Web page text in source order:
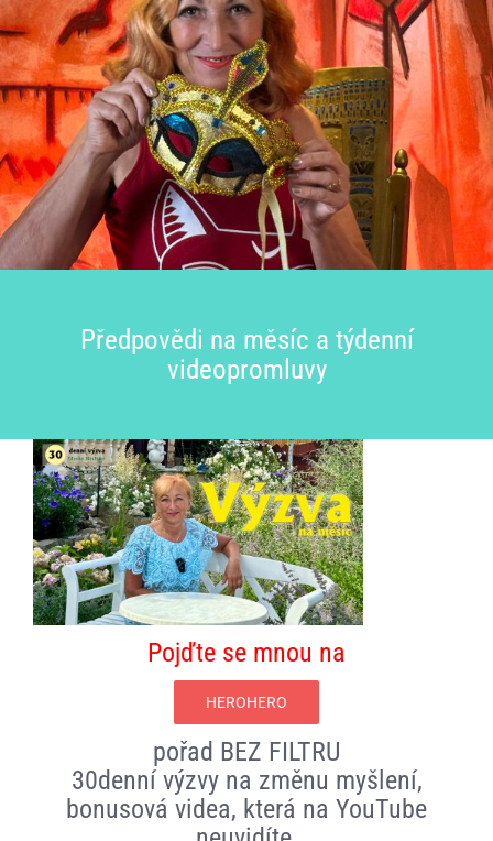
Předpovědi na měsíc a týdenní
videopromluvy
Pojďte se mnou na
HEROHERO
pořad BEZ FILTRU
30denní výzvy na změnu myšlení,
bonusová videa, která na YouTube